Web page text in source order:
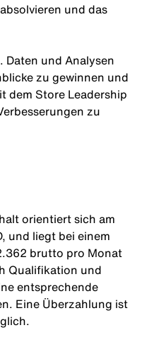
und das
Daten und Analysen
zu gewinnen und
dem Store Leadership
zu
orientiert sich am
und liegt bei einem
brutto pro Monat
Qualifikation und
entsprechende
Eine Überzahlung ist